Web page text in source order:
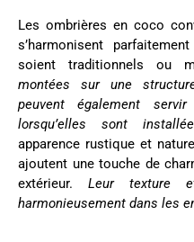
Les ombrières en coco
s’harmonisent
soient traditionnels ou
montées sur une
peuvent également
lorsqu’elles sont
apparence rustique et
ajoutent une touche de
extérieur. Leur texture
harmonieusement dans les